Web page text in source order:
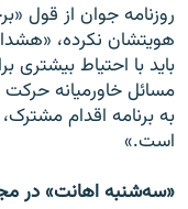
روزنامه جوان از قول
هویتشان نکرده،
باید با احتیاط
مسائل خاورمیانه
به برنامه اقدام مشترک،
است.»
«سه‌شنبه اهانت» در